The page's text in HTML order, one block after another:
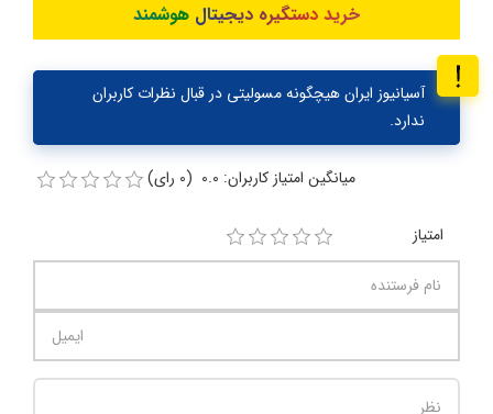
خرید دستگیره دیجیتال هوشمند
آسیانیوز ایران هیچگونه مسولیتی در قبال نظرات کاربران
ندارد.
میانگین امتیاز کاربران: 0.0 (0 رای)
امتیاز